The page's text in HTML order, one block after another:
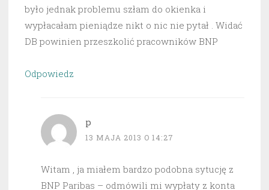
było jednak problemu szłam do okienka i
wypłacałam pieniądze nikt o nic nie pytał . Widać
DB powinien przeszkolić pracowników BNP
Odpowiedz
p
13 MAJA 2013 O 14:27
Witam , ja miałem bardzo podobna sytucję z
BNP Paribas – odmówili mi wypłaty z konta